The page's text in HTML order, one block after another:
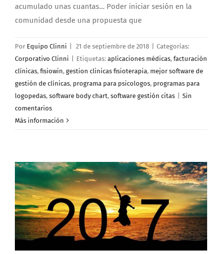
acumulado unas cuantas… Poder iniciar sesión en la
comunidad desde una propuesta que
Por Equipo Clinni 21 de septiembre de 2018
Categorías:
Corporativo Clinni
Etiquetas: aplicaciones médicas, facturación
clínicas, fisiowin, gestion clinicas fisioterapia, mejor software de
gestión de clínicas, programa para psicologos, programas para
logopedas, software body chart, software gestión citas
Sin
comentarios
Más información